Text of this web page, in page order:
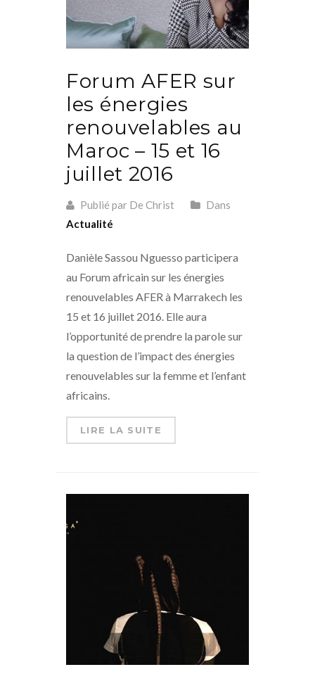
Forum AFER sur
les énergies
renouvelables au
Maroc – 15 et 16
juillet 2016
Publié par De Christ
Dans
Actualité
Danièle Sassou Nguesso participera
au Forum africain sur les énergies
renouvelables AFER à Marrakech les
15 et 16 juillet 2016. Elle aura
l’opportunité de prendre la parole sur
la question de l’impact des énergies
renouvelables sur la femme et l’enfant
africains.
LIRE LA SUITE